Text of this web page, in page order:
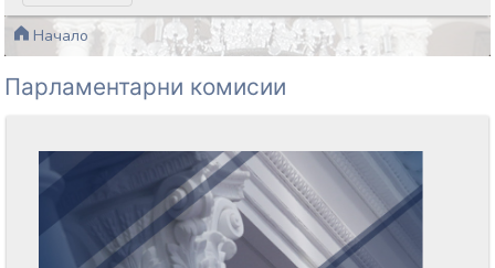
Начало
Парламентарни комисии